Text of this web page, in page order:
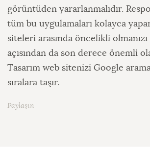
görüntüden yararlanmalıdır.
tüm bu uygulamaları kolayca
siteleri arasında öncelikli olmanızı
açısından da son derece önemli
Tasarım web sitenizi Google
sıralara taşır.
Paylaşın